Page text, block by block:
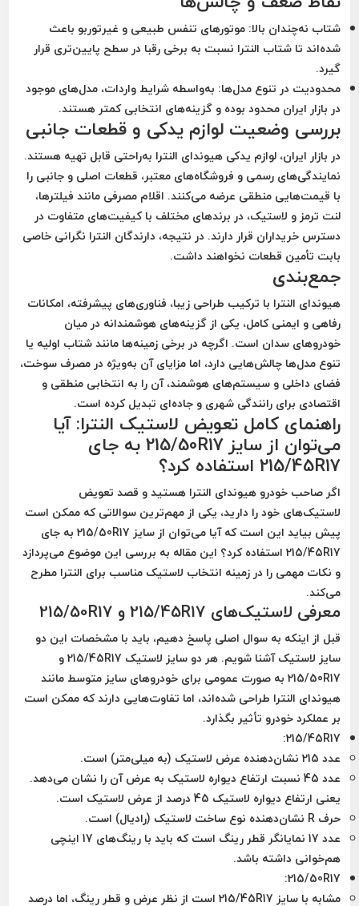
شتاب نه‌چندان بالا: موتورهای تنفس طبیعی و غیرتوربو باعث
شده‌اند تا شتاب النترا نسبت به برخی رقبا در سطح پایین‌تری قرار
گیرد.
محدودیت در تنوع مدل‌ها: به‌واسطه شرایط واردات، مدل‌های موجود
در بازار ایران محدود بوده و گزینه‌های انتخابی کمتر هستند.
بررسی وضعیت لوازم یدکی و قطعات جانبی
در بازار ایران، لوازم یدکی هیوندای النترا به‌راحتی قابل تهیه هستند.
نمایندگی‌های رسمی و فروشگاه‌های معتبر، قطعات اصلی و جانبی را
با قیمت‌هایی منطقی عرضه می‌کنند. اقلام مصرفی مانند فیلترها،
لنت ترمز و لاستیک، در برندهای مختلف با کیفیت‌های متفاوت در
دسترس خریداران قرار دارند. در نتیجه، دارندگان النترا نگرانی خاصی
بابت تأمین قطعات نخواهند داشت.
جمع‌بندی
هیوندای النترا با ترکیب طراحی زیبا، فناوری‌های پیشرفته، امکانات
رفاهی و ایمنی کامل، یکی از گزینه‌های هوشمندانه در میان
خودروهای سدان است. اگرچه در برخی زمینه‌ها مانند شتاب اولیه یا
تنوع مدل‌ها چالش‌هایی دارد، اما مزایای آن به‌ویژه در مصرف سوخت،
فضای داخلی و سیستم‌های هوشمند، آن را به انتخابی منطقی و
اقتصادی برای رانندگی شهری و جاده‌ای تبدیل کرده است.
راهنمای کامل تعویض لاستیک النترا: آیا
می‌توان از سایز 215/50R17 به جای
215/45R17 استفاده کرد؟
اگر صاحب خودرو هیوندای النترا هستید و قصد تعویض
لاستیک‌های خود را دارید، یکی از مهم‌ترین سوالاتی که ممکن است
پیش بیاید این است که آیا می‌توان از سایز 215/50R17 به جای
215/45R17 استفاده کرد؟ این مقاله به بررسی این موضوع می‌پردازد
و نکات مهمی را در زمینه انتخاب لاستیک مناسب برای النترا مطرح
می‌کند.
معرفی لاستیک‌های 215/45R17 و 215/50R17
قبل از اینکه به سوال اصلی پاسخ دهیم، باید با مشخصات این دو
سایز لاستیک آشنا شویم. هر دو سایز لاستیک 215/45R17 و
215/50R17 به صورت عمومی برای خودروهای سایز متوسط مانند
هیوندای النترا طراحی شده‌اند، اما تفاوت‌هایی دارند که ممکن است
بر عملکرد خودرو تأثیر بگذارد.
215/45R17
:
عدد 215 نشان‌دهنده عرض لاستیک (به میلی‌متر) است.
عدد 45 نسبت ارتفاع دیواره لاستیک به عرض آن را نشان می‌دهد.
یعنی ارتفاع دیواره لاستیک 45 درصد از عرض لاستیک است.
حرف R نشان‌دهنده نوع ساخت لاستیک (رادیال) است.
عدد 17 نمایانگر قطر رینگ است که باید با رینگ‌های 17 اینچی
هم‌خوانی داشته باشد.
215/50R17
:
مشابه با سایز 215/45R17 است از نظر عرض و قطر رینگ، اما درصد